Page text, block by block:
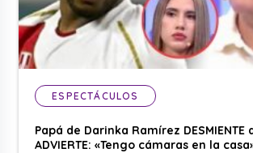
ESPECTÁCULOS
Papá de Darinka Ramírez DESMIENTE
ADVIERTE: «Tengo cámaras en la